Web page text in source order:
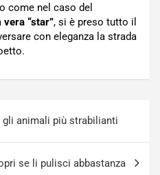
come nel caso del
vera “star”, si è preso tutto il
con eleganza la strada
gli animali più strabilianti
se li pulisci abbastanza